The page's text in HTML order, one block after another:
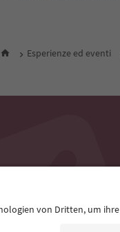
Esperienze ed eventi